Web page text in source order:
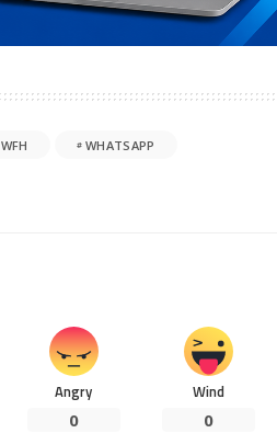
WFH
WHATSAPP
Angry
0
Wind
0